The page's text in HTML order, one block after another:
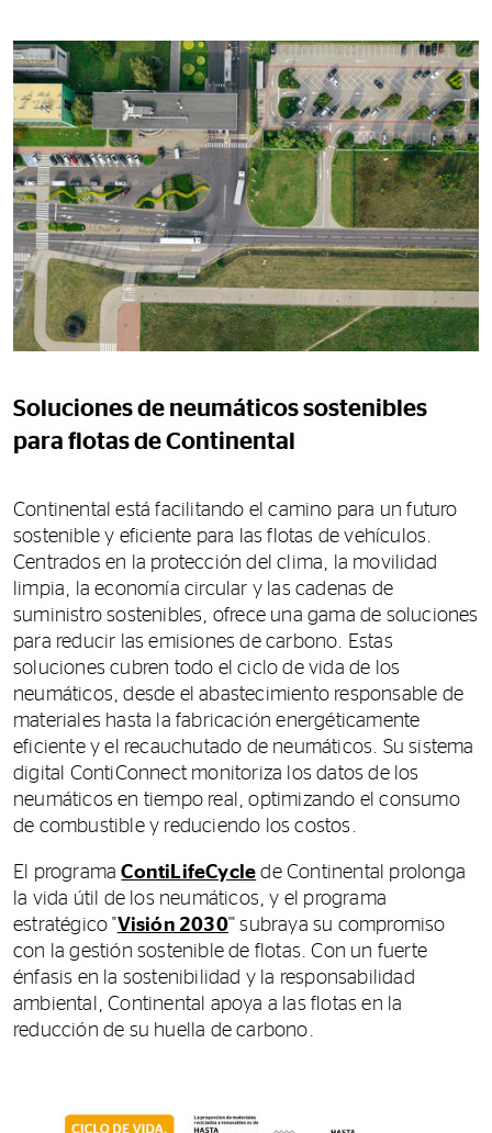
Soluciones de neumáticos sostenibles
para flotas de Continental
Continental está facilitando el camino para un futuro
sostenible y eficiente para las flotas de vehículos.
Centrados en la protección del clima, la movilidad
limpia, la economía circular y las cadenas de
suministro sostenibles, ofrece una gama de soluciones
para reducir las emisiones de carbono. Estas
soluciones cubren todo el ciclo de vida de los
neumáticos, desde el abastecimiento responsable de
materiales hasta la fabricación energéticamente
eficiente y el recauchutado de neumáticos. Su sistema
digital ContiConnect monitoriza los datos de los
neumáticos en tiempo real, optimizando el consumo
de combustible y reduciendo los costos.
El programaContiLifeCycle de Continental prolonga
la vida útil de los neumáticos, y el programa
estratégico "Visión 2030'" subraya su compromiso
con la gestión sostenible de flotas. Con un fuerte
énfasis en la sostenibilidad y la responsabilidad
ambiental, Continental apoya a las flotas en la
reducción de su huella de carbono.